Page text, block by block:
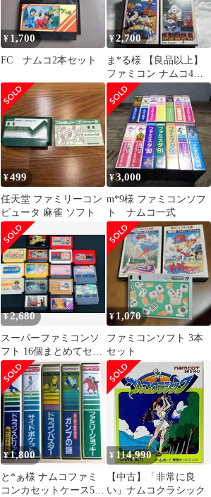
¥ 1,700
FC ナムコ2本セット
¥2,700
ま*る様 【良品以上】
ファミコン ナムコ4本
セット①
¥499
任天堂 ファミリーコン
ピュータ 麻雀 ソフト
¥3,000
m*9様 ファミコンソフ
ト ナムコ一式
¥2,680
スーパーファミコンソ
フト 16個まとめてセッ
ト
¥ 1,070
ファミコンソフト 3本
セット
¥1,800
と*ぁ様 ナムコファミ
コンカセットケース5個
¥ 114,990
【中古】「非常に良
い」ナムコクラシック